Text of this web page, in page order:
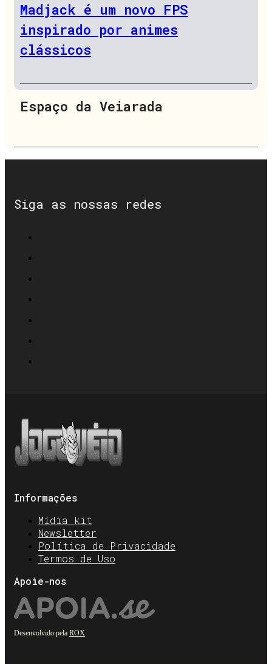
Madjack é um novo FPS
inspirado por animes
clássicos
Espaço da Veiarada
Siga as nossas redes
Informações
Mídia kit
Newsletter
Política de Privacidade
Termos de Uso
Apoie-nos
Desenvolvido pela ROX